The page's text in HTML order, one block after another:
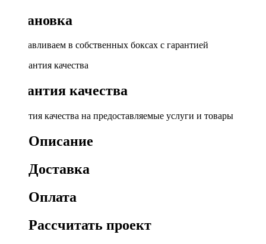
Установка
Устанавливаем в собственных боксах с гарантией
Гарантия качества
Гарантия качества на предоставляемые услуги и товары
Описание
Доставка
Оплата
Рассчитать проект